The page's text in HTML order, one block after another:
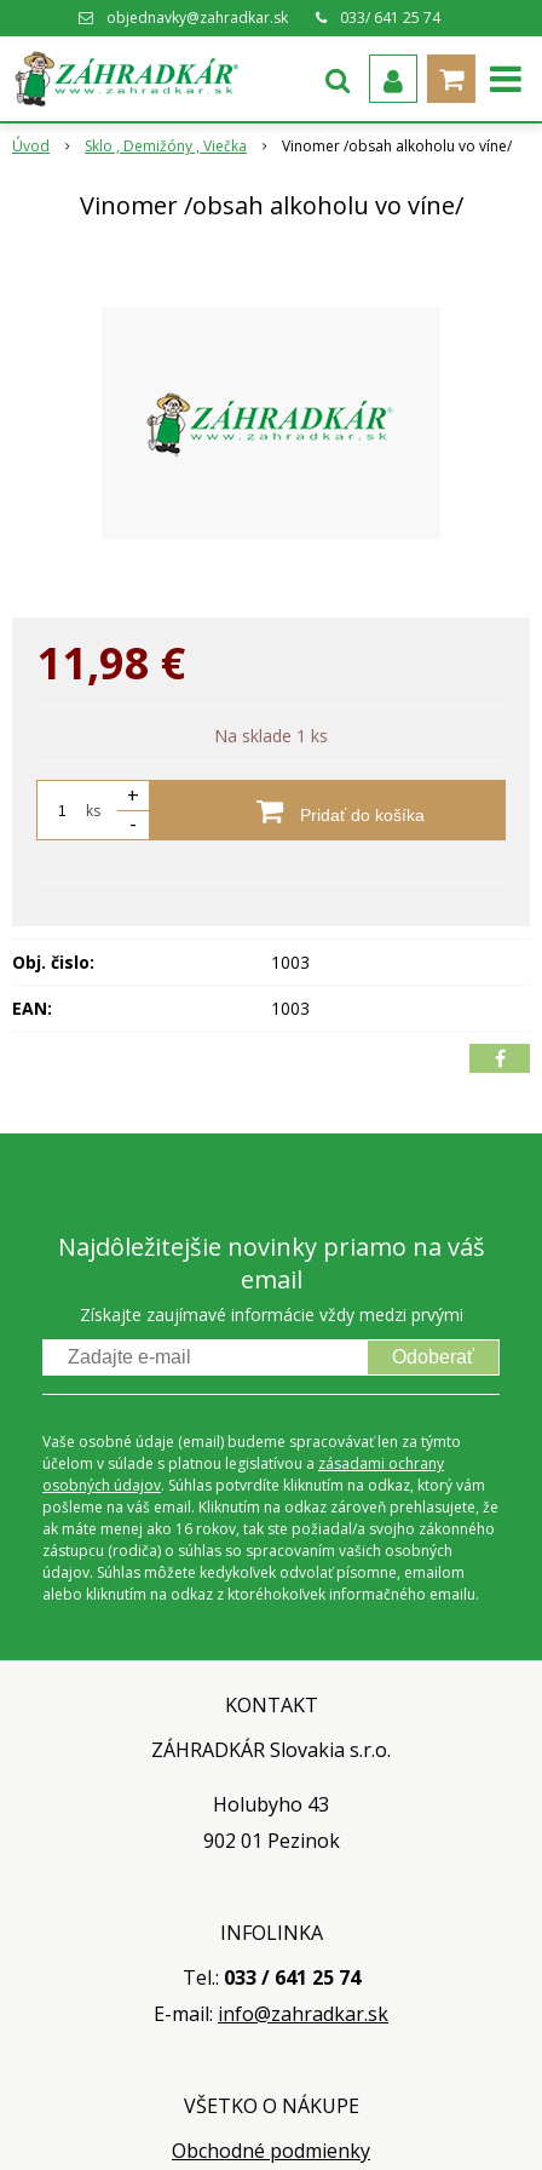
objednavky@zahradkar.sk 033/ 641 25 74
Úvod Sklo , Demižóny , Viečka Vinomer /obsah alkoholu vo víne/
Vinomer /obsah alkoholu vo víne/
11,98 €
Na sklade 1 ks
ks
+
-
Pridať do košíka
Obj. čislo:
1003
EAN:
1003
Najdôležitejšie novinky priamo na váš
email
Získajte zaujímavé informácie vždy medzi prvými
Odoberať
Vaše osobné údaje (email) budeme spracovávať len za týmto
účelom v súlade s platnou legislatívou a zásadami ochrany
osobných údajov. Súhlas potvrdíte kliknutím na odkaz, ktorý vám
pošleme na váš email. Kliknutím na odkaz zároveň prehlasujete, že
ak máte menej ako 16 rokov, tak ste požiadal/a svojho zákonného
zástupcu (rodiča) o súhlas so spracovaním vašich osobných
údajov. Súhlas môžete kedykoľvek odvolať písomne, emailom
alebo kliknutím na odkaz z ktoréhokoľvek informačného emailu.
KONTAKT
ZÁHRADKÁR Slovakia s.r.o.
Holubyho 43
902 01 Pezinok
INFOLINKA
Tel.: 033 / 641 25 74
E-mail: info@zahradkar.sk
VŠETKO O NÁKUPE
Obchodné podmienky